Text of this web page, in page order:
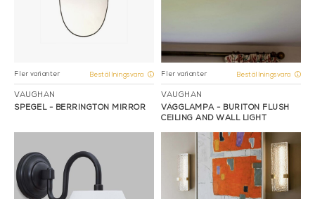
Fler varianter Beställningsvara
VAUGHAN
SPEGEL - BERRINGTON MIRROR
Fler varianter Beställningsvara
VAUGHAN
VÄGGLAMPA - BURITON FLUSH
CEILING AND WALL LIGHT